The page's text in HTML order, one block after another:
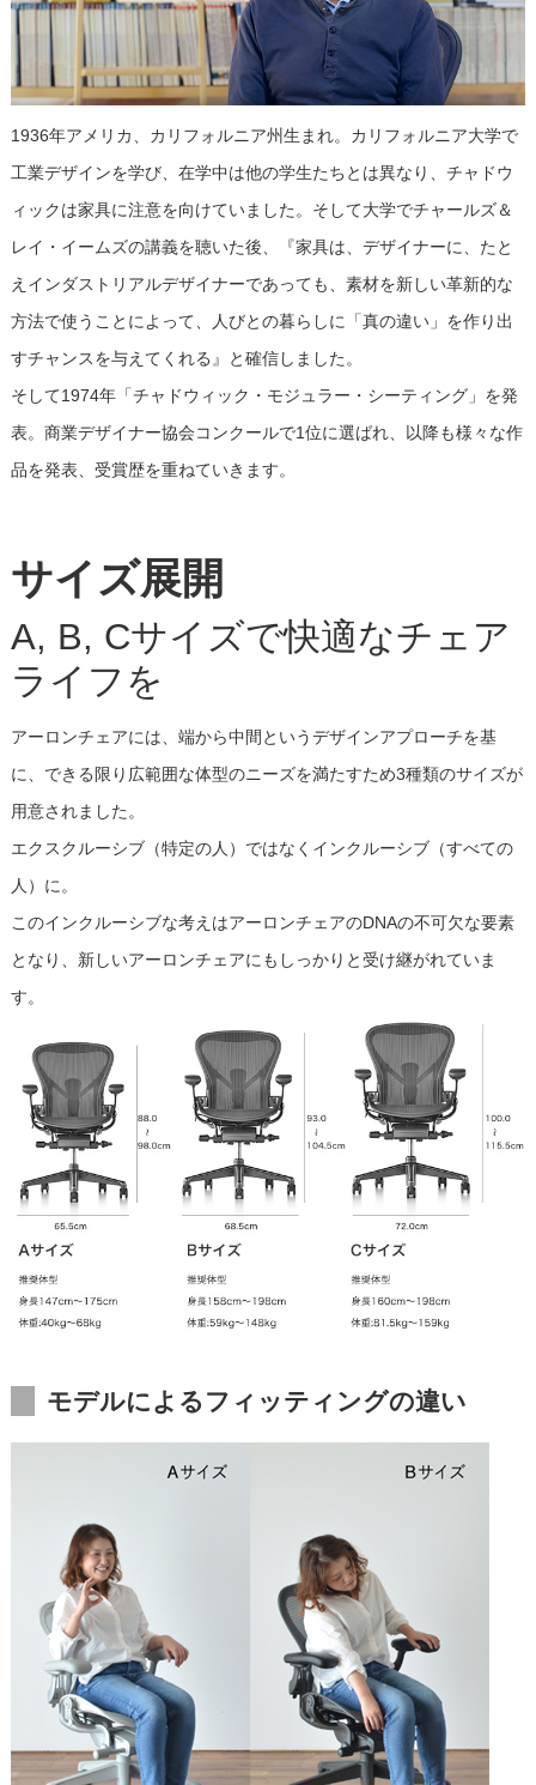
1936年アメリカ、カリフォルニア州生まれ。カリフォルニア大学で
工業デザインを学び、在学中は他の学生たちとは異なり、チャドウ
ィックは家具に注意を向けていました。そして大学でチャールズ＆
レイ・イームズの講義を聴いた後、『家具は、デザイナーに、たと
えインダストリアルデザイナーであっても、素材を新しい革新的な
方法で使うことによって、人びとの暮らしに「真の違い」を作り出
すチャンスを与えてくれる』と確信しました。
そして1974年「チャドウィック・モジュラー・シーティング」を発
表。商業デザイナー協会コンクールで1位に選ばれ、以降も様々な作
品を発表、受賞歴を重ねていきます。
サイズ展開
A, B, Cサイズで快適なチェア
ライフを
アーロンチェアには、端から中間というデザインアプローチを基
に、できる限り広範囲な体型のニーズを満たすため3種類のサイズが
用意されました。
エクスクルーシブ（特定の人）ではなくインクルーシブ（すべての
人）に。
このインクルーシブな考えはアーロンチェアのDNAの不可欠な要素
となり、新しいアーロンチェアにもしっかりと受け継がれていま
す。
モデルによるフィッティングの違い